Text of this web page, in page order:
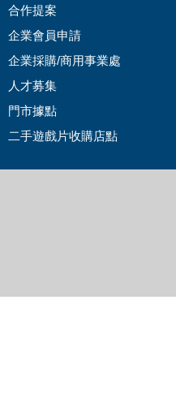
合作提案
企業會員申請
企業採購/商用事業處
人才募集
門市據點
二手遊戲片收購店點